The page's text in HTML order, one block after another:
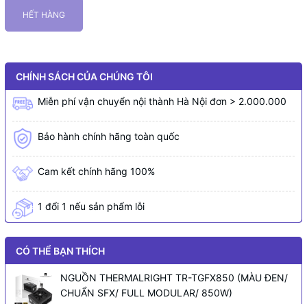
HẾT HÀNG
CHÍNH SÁCH CỦA CHÚNG TÔI
Miễn phí vận chuyển nội thành Hà Nội đơn > 2.000.000
Bảo hành chính hãng toàn quốc
Cam kết chính hãng 100%
1 đổi 1 nếu sản phẩm lỗi
CÓ THỂ BẠN THÍCH
NGUỒN THERMALRIGHT TR-TGFX850 (MÀU ĐEN/
CHUẨN SFX/ FULL MODULAR/ 850W)